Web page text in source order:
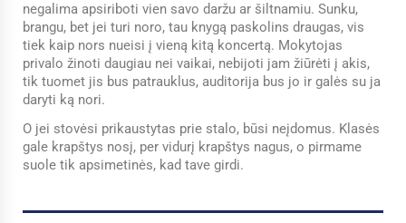
negalima apsiriboti vien savo daržu ar šiltnamiu. Sunku,
brangu, bet jei turi noro, tau knygą paskolins draugas, vis
tiek kaip nors nueisi į vieną kitą koncertą. Mokytojas
privalo žinoti daugiau nei vaikai, nebijoti jam žiūrėti į akis,
tik tuomet jis bus patrauklus, auditorija bus jo ir galės su ja
daryti ką nori.
O jei stovėsi prikaustytas prie stalo, būsi neįdomus. Klasės
gale krapštys nosį, per vidurį krapštys nagus, o pirmame
suole tik apsimetinės, kad tave girdi.